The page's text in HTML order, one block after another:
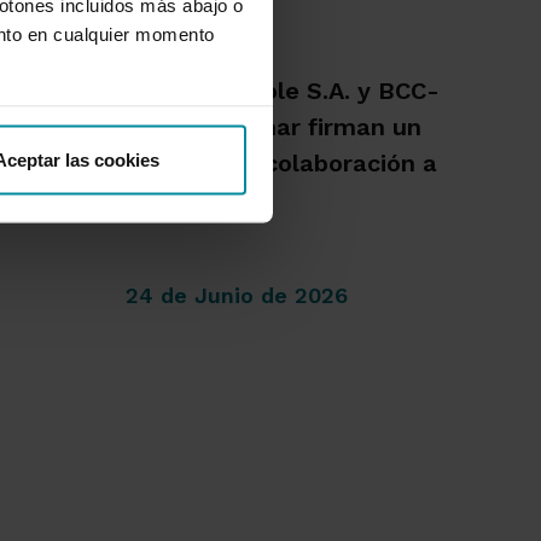
incluidos más abajo o
en cualquier momento
las cookies
un
y el
Crédit Agricole S.A. y BCC-
Grupo Cajamar firman un
acuerdo de colaboración a
largo plazo
24 de Junio de 2026